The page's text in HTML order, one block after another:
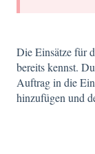
Die Einsätze für
bereits kennst.
Auftrag in die
hinzufügen und